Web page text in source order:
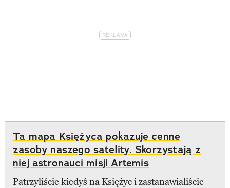
Ta mapa Księżyca pokazuje cenne
zasoby naszego satelity. Skorzystają z
niej astronauci misji Artemis
Patrzyliście kiedyś na Księżyc i zastanawialiście